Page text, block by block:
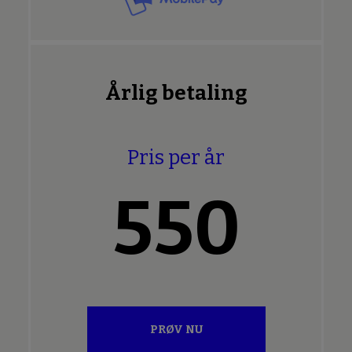
Årlig betaling
Pris per år
550
PRØV NU